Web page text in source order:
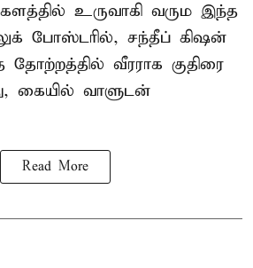
உருவாகி வரும இந்த
போஸ்டரில், சந்தீப் கிஷன்
வீரராக குதிரை
கையில் வாளுடன்
Read More